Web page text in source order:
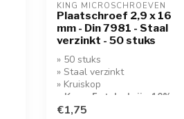
KING MICROSCHROEVEN
Plaatschroef 2,9 x 16
mm - Din 7981 - Staal
verzinkt - 50 stuks
» 50 stuks
» Staal verzinkt
» Kruiskop
» Koop 5 stuks krijg 10%
korting!
€1,75